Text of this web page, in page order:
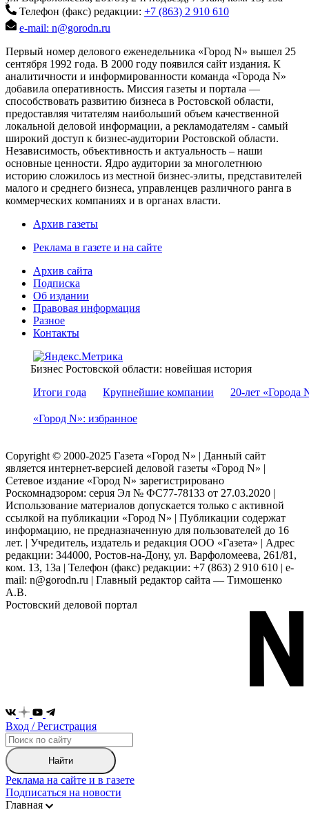
Телефон (факс) редакции: +7 (863) 2 910 610
e-mail: n@gorodn.ru
Первый номер делового еженедельника «Город N» вышел 25
сентября 1992 года. В 2000 году появился сайт издания. К
аналитичности и информированности команда «Города N»
добавила оперативность. Миссия газеты и портала —
способствовать развитию бизнеса в Ростовской области,
предоставляя читателям наибольший объем качественной
локальной деловой информации, а рекламодателям - самый
широкий доступ к бизнес-аудитории Ростовской области.
Независимость, объективность и актуальность – наши
основные ценности. Ядро аудитории за многолетнюю
историю сложилось из местной бизнес-элиты, представителей
малого и среднего бизнеса, управленцев различного ранга в
коммерческих компаниях и в органах власти.
Архив газеты
Реклама в газете и на сайте
Архив сайта
Подписка
Об издании
Правовая информация
Разное
Контакты
Бизнес Ростовской области: новейшая история
Итоги года
Крупнейшие компании 20-лет «Города
«Город N»: избранное
Copyright © 2000-2025 Газета «Город N» | Данный сайт
является интернет-версией деловой газеты «Город N» |
Сетевое издание «Город N» зарегистрировано
Роскомнадзором: серuя Эл № ФС77-78133 от 27.03.2020 |
Использование материалов допускается только с активной
ссылкой на публикации «Город N» | Публикации содержат
информацию, не предназначенную для пользователей до 16
лет. | Учредитель, издатель и редакция ООО «Газета» | Адрес
редакции: 344000, Ростов-на-Дону, ул. Варфоломеева, 261/81,
ком. 13, 13а | Телефон (факс) редакции: +7 (863) 2 910 610 | e-
mail: n@gorodn.ru | Главный редактор сайта — Тимошенко
А.В.
Ростовский деловой портал
Вход / Регистрация
Найти
Реклама на сайте и в газете
Подписаться на новости
Главная